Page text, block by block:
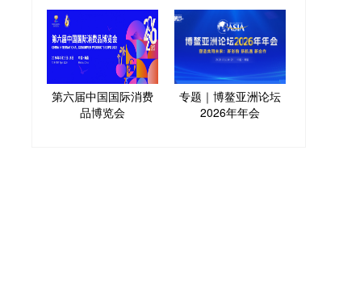
第六届中国国际消费
品博览会
专题｜博鳌亚洲论坛
2026年年会